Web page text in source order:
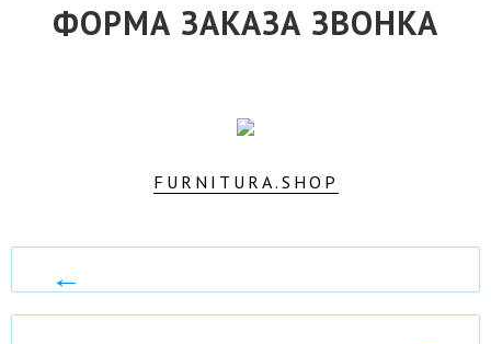
ФОРМА ЗАКАЗА ЗВОНКА
FURNITURA.SHOP
ТЕХНО